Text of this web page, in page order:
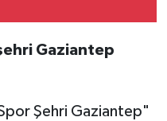
Gaziantep
Şehri Gaziantep"